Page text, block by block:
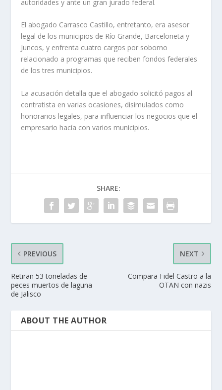
autoridades y ante un gran jurado federal.
El abogado Carrasco Castillo, entretanto, era asesor
legal de los municipios de Río Grande, Barceloneta y
Juncos, y enfrenta cuatro cargos por soborno
relacionado a programas que reciben fondos federales
de los tres municipios.
La acusación detalla que el abogado solicitó pagos al
contratista en varias ocasiones, disimulados como
honorarios legales, para influenciar los negocios que el
empresario hacía con varios municipios.
SHARE:
PREVIOUS
Retiran 53 toneladas de
peces muertos de laguna
de Jalisco
NEXT
Compara Fidel Castro a la
OTAN con nazis
ABOUT THE AUTHOR